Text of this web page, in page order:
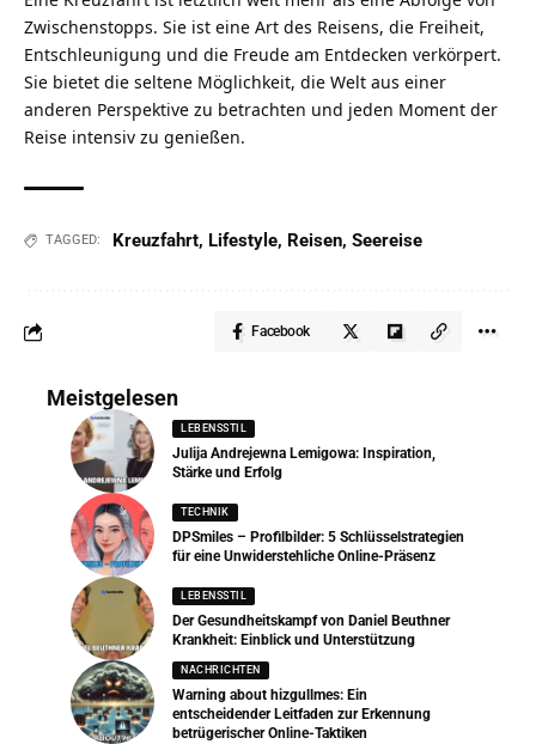
Zwischenstopps. Sie ist eine Art des Reisens, die Freiheit,
Entschleunigung und die Freude am Entdecken verkörpert.
Sie bietet die seltene Möglichkeit, die Welt aus einer
anderen Perspektive zu betrachten und jeden Moment der
Reise intensiv zu genießen.
TAGGED: Kreuzfahrt, Lifestyle, Reisen, Seereise
Facebook
Meistgelesen
LEBENSSTIL
Julija Andrejewna Lemigowa: Inspiration,
Stärke und Erfolg
TECHNIK
DPSmiles – Profilbilder: 5 Schlüsselstrategien
für eine Unwiderstehliche Online-Präsenz
LEBENSSTIL
Der Gesundheitskampf von Daniel Beuthner
Krankheit: Einblick und Unterstützung
NACHRICHTEN
Warning about hizgullmes: Ein
entscheidender Leitfaden zur Erkennung
betrügerischer Online-Taktiken